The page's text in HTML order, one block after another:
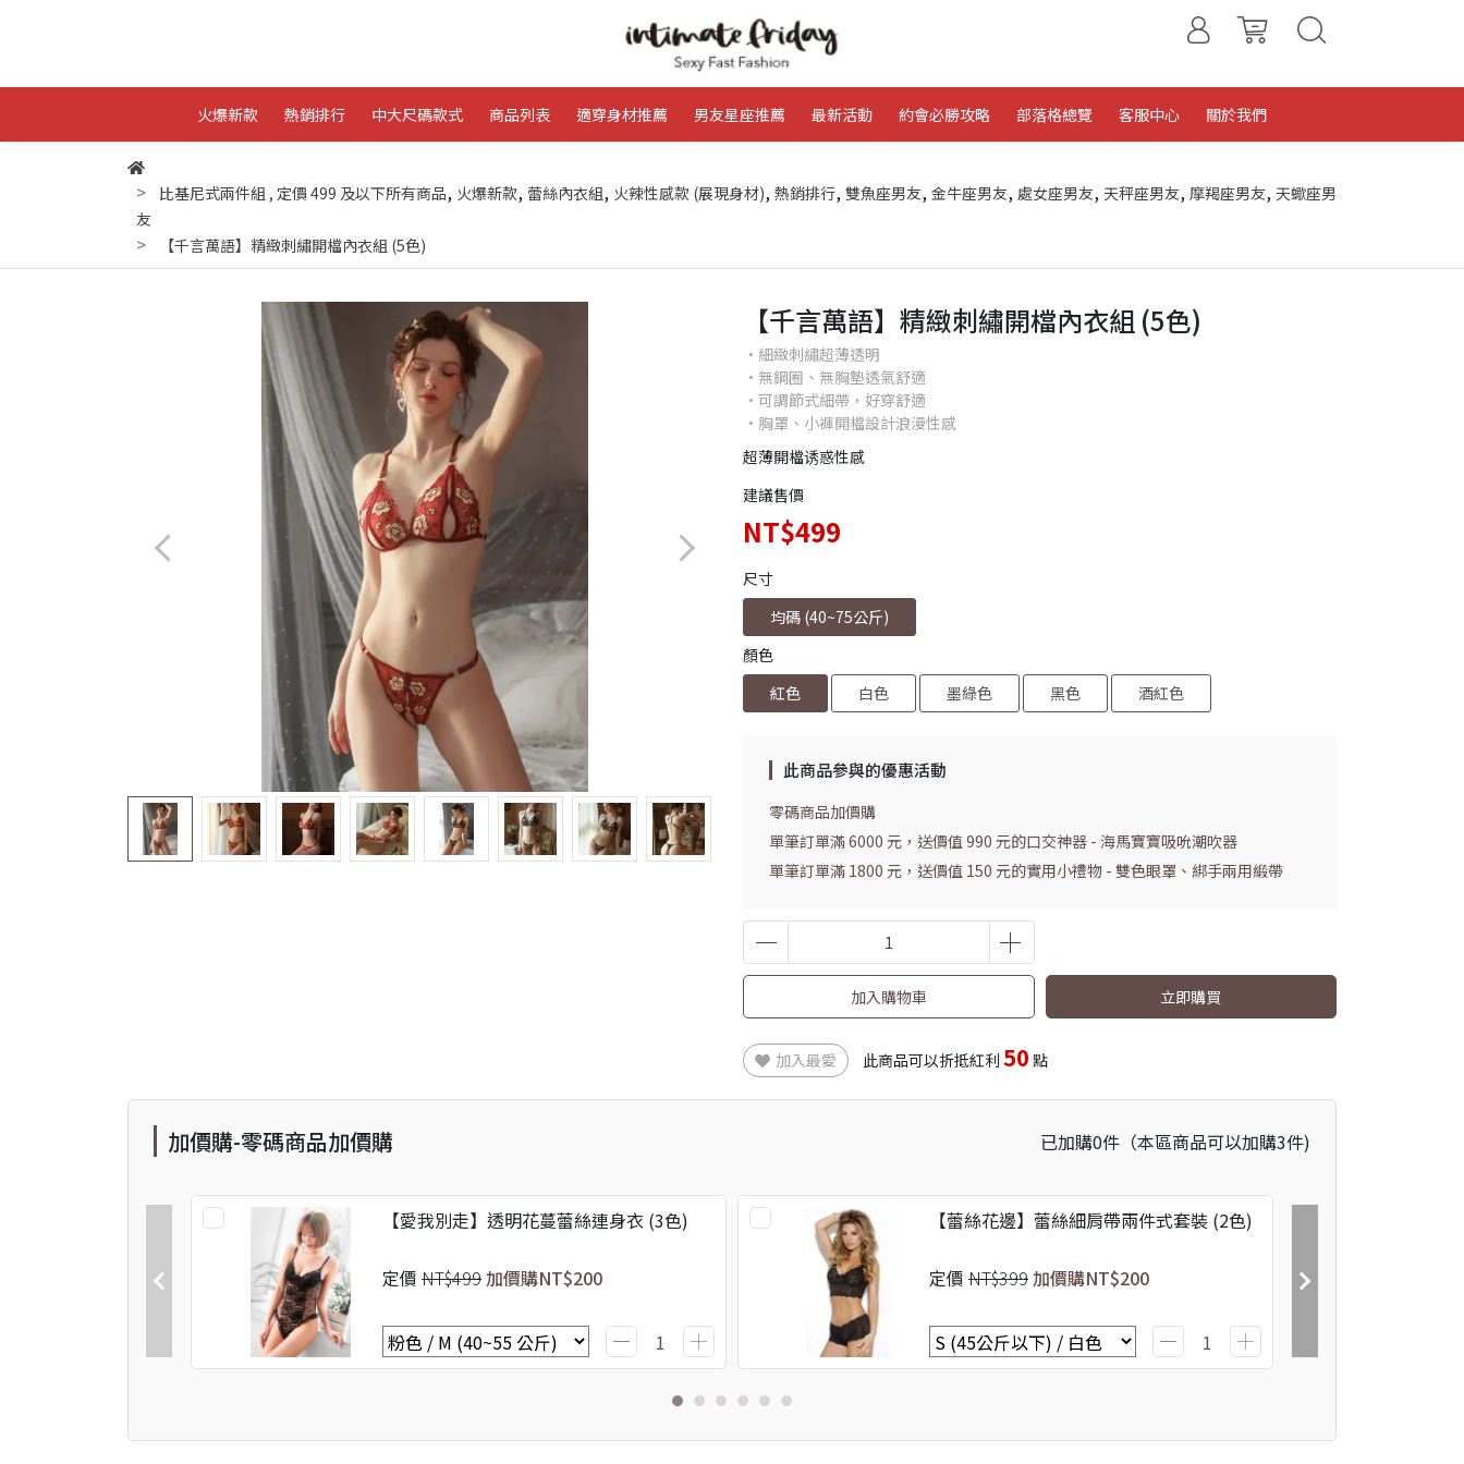
火爆新款 熱銷排行 中大尺碼款式 商品列表 適穿身材推薦 男友星座推薦 最新活動 約會必勝攻略 部落格總覽 客服中心 關於我們
比基尼式兩件組 , 定價 499 及以下所有商品, 火爆新款, 蕾絲內衣組, 火辣性感款 (展現身材), 熱銷排行, 雙魚座男友, 金牛座男友, 處女座男友, 天秤座男友, 摩羯座男友, 天蠍座男
友
【千言萬語】精緻刺繡開檔內衣組 (5色)
【千言萬語】精緻刺繡開檔內衣組 (5色)
•細緻刺繡超薄透明
•無鋼圈、無胸墊透氣舒適
•可調節式細帶，好穿舒適
•胸罩、小褲開檔設計浪漫性感
超薄開檔诱惑性感
建議售價
NT$499
尺寸
均碼 (40~75公斤)
顏色
紅色
白色 墨綠色 黑色 酒紅色
此商品參與的優惠活動
零碼商品加價購
單筆訂單滿 6000 元，送價值 990 元的口交神器 - 海馬寶寶吸吮潮吹器
單筆訂單滿 1800 元，送價值 150 元的實用小禮物 - 雙色眼罩、綁手兩用緞帶
加入購物車 立即購買
加入最愛 此商品可以折抵紅利 50 點
加價購-零碼商品加價購 已加購0件 （本區商品可以加購3件)
【愛我別走】透明花蔓蕾絲連身衣 (3色)
定價 NT$499加價購NT$200
【蕾絲花邊】蕾絲細肩帶兩件式套裝 (2色)
定價 NT$399加價購NT$200